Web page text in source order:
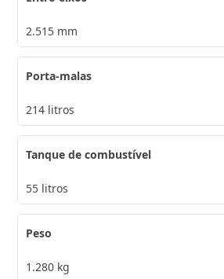
2.515 mm
Porta-malas
214 litros
Tanque de combustível
55 litros
Peso
1.280 kg